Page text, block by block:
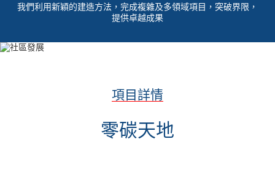
我們利用新穎的建造方法，完成複雜及多領域項目，突破界限，
提供卓越成果
項目詳情
零碳天地